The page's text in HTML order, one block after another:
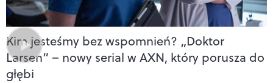
Kim jesteśmy bez wspomnień? „Doktor
Larsen” – nowy serial w AXN, który porusza do
głębi